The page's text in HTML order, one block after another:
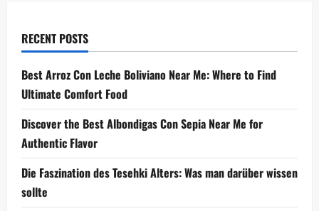
RECENT POSTS
Best Arroz Con Leche Boliviano Near Me: Where to Find
Ultimate Comfort Food
Discover the Best Albondigas Con Sepia Near Me for
Authentic Flavor
Die Faszination des Tesehki Alters: Was man darüber wissen
sollte